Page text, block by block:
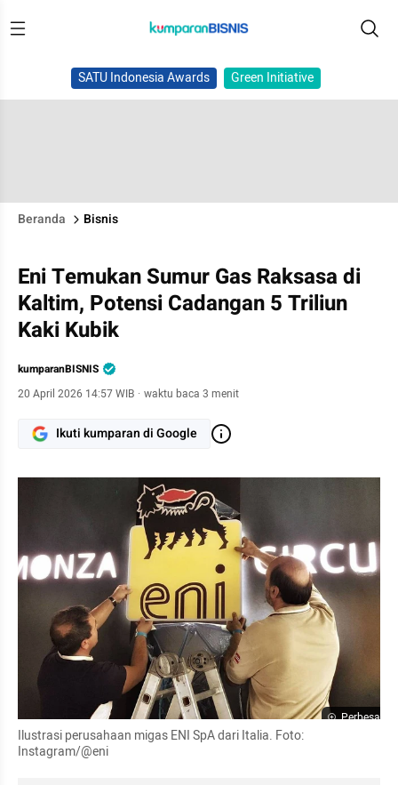
SATU Indonesia Awards Green Initiative
Beranda Bisnis
Eni Temukan Sumur Gas Raksasa di
Kaltim, Potensi Cadangan 5 Triliun
Kaki Kubik
kumparanBISNIS
20 April 2026 14:57 WIB · waktu baca 3 menit
Ikuti kumparan di Google
Perbesar
Ilustrasi perusahaan migas ENI SpA dari Italia. Foto:
Instagram/@eni